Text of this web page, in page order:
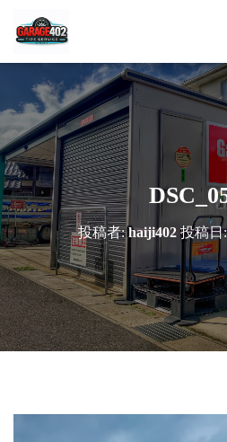
投稿者:haiji402 投稿